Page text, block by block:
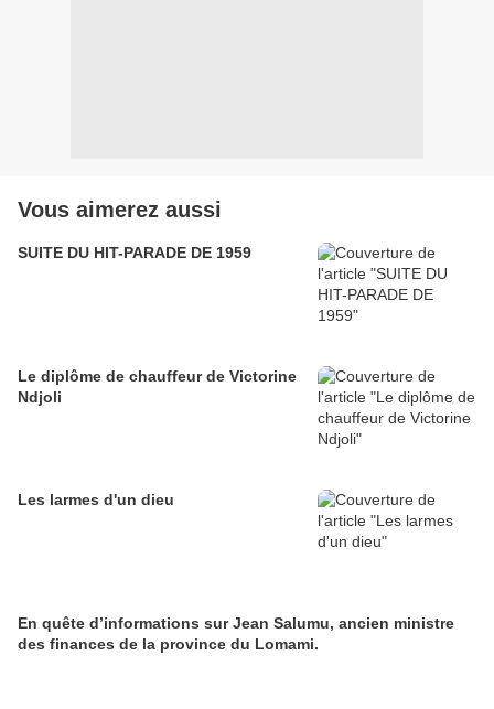
Vous aimerez aussi
SUITE DU HIT-PARADE DE 1959
Le diplôme de chauffeur de Victorine
Ndjoli
Les larmes d'un dieu
En quête d’informations sur Jean Salumu, ancien ministre
des finances de la province du Lomami.